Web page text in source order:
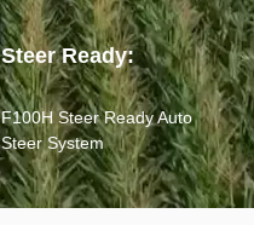
Steer Ready:
F100H Steer Ready Auto
Steer System